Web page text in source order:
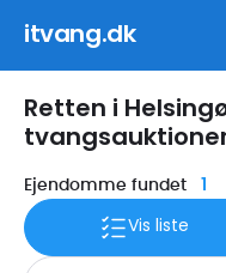
itvang.dk
Retten i
Ejendomme fundet 1
Vis liste